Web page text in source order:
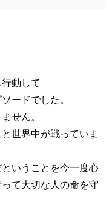
動して
ードでした。
せん。
世界中が戦っていま
いうことを今一度心
て大切な人の命を守